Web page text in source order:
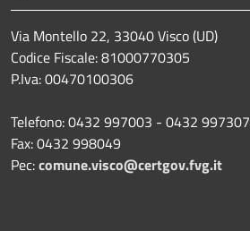
Via Montello 22, 33040 Visco (UD)
Codice Fiscale: 81000770305
P.Iva: 00470100306
Telefono: 0432 997003 - 0432 997307
Fax: 0432 998049
Pec:comune.visco@certgov.fvg.it